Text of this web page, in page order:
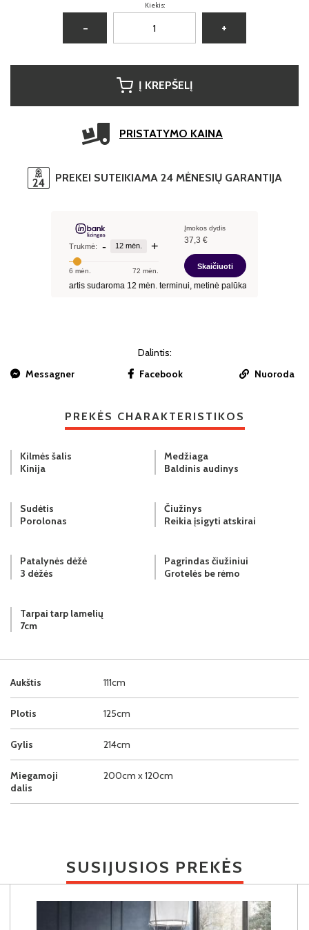
Kiekis:
− +
Į KREPŠELĮ
PRISTATYMO KAINA
PREKEI SUTEIKIAMA 24 MĖNESIŲ GARANTIJA
Dalintis:
Messagner
Facebook Nuoroda
PREKĖS CHARAKTERISTIKOS
Aukštis 111cm
Plotis 125cm
Gylis 214cm
Miegamoji
dalis
200cm x 120cm
Kilmės šalis
Kinija
Medžiaga
Baldinis audinys
Sudėtis
Porolonas
Čiužinys
Reikia įsigyti atskirai
Patalynės dėžė
3 dėžės
Pagrindas čiužiniui
Grotelės be rėmo
Tarpai tarp lamelių
7cm
SUSIJUSIOS PREKĖS